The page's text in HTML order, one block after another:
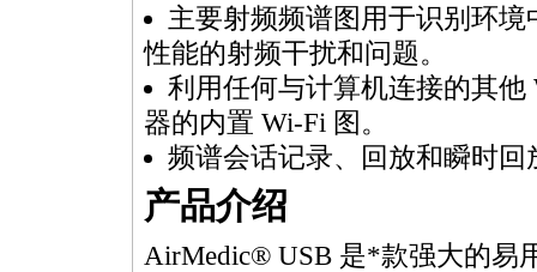
主要射频频谱图用于识别环境
性能的射频干扰和问题。
利用任何与计算机连接的其他
器的内置 Wi-Fi 图。
频谱会话记录、回放和瞬时回
产品介绍
AirMedic® USB 是*款强大的易